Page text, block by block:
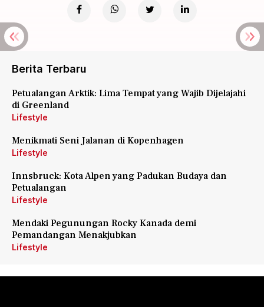
Berita Terbaru
Petualangan Arktik: Lima Tempat yang Wajib Dijelajahi
di Greenland
Lifestyle
Menikmati Seni Jalanan di Kopenhagen
Lifestyle
Innsbruck: Kota Alpen yang Padukan Budaya dan
Petualangan
Lifestyle
Mendaki Pegunungan Rocky Kanada demi
Pemandangan Menakjubkan
Lifestyle